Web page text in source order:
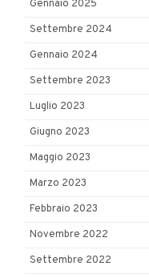
Gennaio 2025
Settembre 2024
Gennaio 2024
Settembre 2023
Luglio 2023
Giugno 2023
Maggio 2023
Marzo 2023
Febbraio 2023
Novembre 2022
Settembre 2022